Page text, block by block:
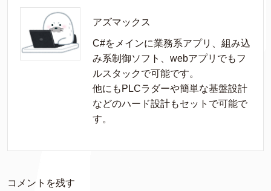
アズマックス
C#をメインに業務系アプリ、組み込
み系制御ソフト、webアプリでもフ
ルスタックで可能です。
他にもPLCラダーや簡単な基盤設計
などのハード設計もセットで可能で
す。
コメントを残す